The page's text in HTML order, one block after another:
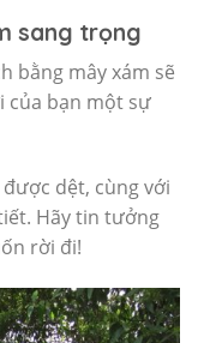
sang trọng
bằng mây xám sẽ
của bạn một sự
dệt, cùng với
Hãy tin tưởng
rời đi!